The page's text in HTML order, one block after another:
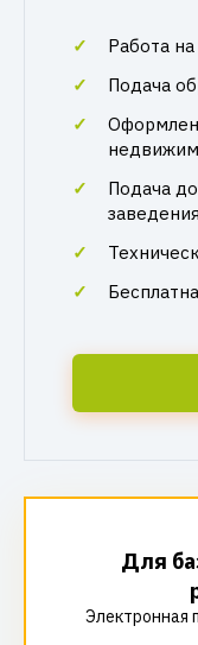
Работа на
Подача
Подача
заведения
Для
Электронная